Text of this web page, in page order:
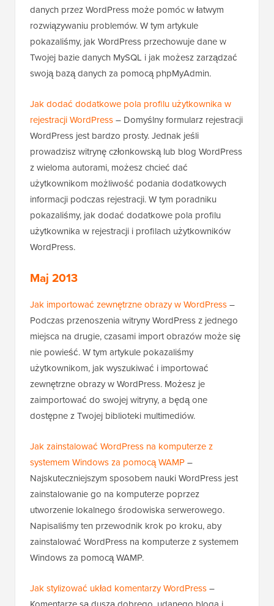
danych przez WordPress może pomóc w łatwym
rozwiązywaniu problemów. W tym artykule
pokazaliśmy, jak WordPress przechowuje dane w
Twojej bazie danych MySQL i jak możesz zarządzać
swoją bazą danych za pomocą phpMyAdmin.
Jak dodać dodatkowe pola profilu użytkownika w
rejestracji WordPress– Domyślny formularz rejestracji
WordPress jest bardzo prosty. Jednak jeśli
prowadzisz witrynę członkowską lub blog WordPress
z wieloma autorami, możesz chcieć dać
użytkownikom możliwość podania dodatkowych
informacji podczas rejestracji. W tym poradniku
pokazaliśmy, jak dodać dodatkowe pola profilu
użytkownika w rejestracji i profilach użytkowników
WordPress.
Maj 2013
Jak importować zewnętrzne obrazy w WordPress–
Podczas przenoszenia witryny WordPress z jednego
miejsca na drugie, czasami import obrazów może się
nie powieść. W tym artykule pokazaliśmy
użytkownikom, jak wyszukiwać i importować
zewnętrzne obrazy w WordPress. Możesz je
zaimportować do swojej witryny, a będą one
dostępne z Twojej biblioteki multimediów.
Jak zainstalować WordPress na komputerze z
systemem Windows za pomocą WAMP–
Najskuteczniejszym sposobem nauki WordPress jest
zainstalowanie go na komputerze poprzez
utworzenie lokalnego środowiska serwerowego.
Napisaliśmy ten przewodnik krok po kroku, aby
zainstalować WordPress na komputerze z systemem
Windows za pomocą WAMP.
Jak stylizować układ komentarzy WordPress–